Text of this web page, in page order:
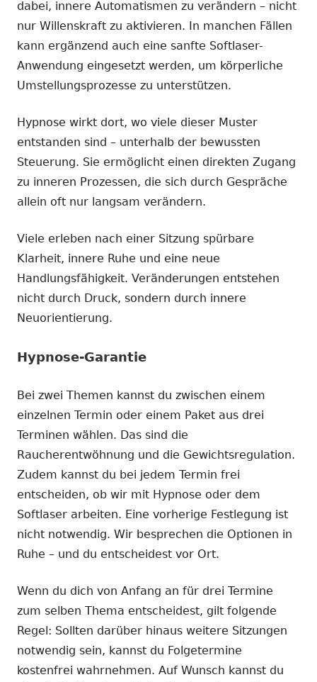
dabei, innere Automatismen zu verändern – nicht
nur Willenskraft zu aktivieren. In manchen Fällen
kann ergänzend auch eine sanfte Softlaser-
Anwendung eingesetzt werden, um körperliche
Umstellungsprozesse zu unterstützen.
Hypnose wirkt dort, wo viele dieser Muster
entstanden sind – unterhalb der bewussten
Steuerung. Sie ermöglicht einen direkten Zugang
zu inneren Prozessen, die sich durch Gespräche
allein oft nur langsam verändern.
Viele erleben nach einer Sitzung spürbare
Klarheit, innere Ruhe und eine neue
Handlungsfähigkeit. Veränderungen entstehen
nicht durch Druck, sondern durch innere
Neuorientierung.
Hypnose-Garantie
Bei zwei Themen kannst du zwischen einem
einzelnen Termin oder einem Paket aus drei
Terminen wählen. Das sind die
Raucherentwöhnung und die Gewichtsregulation.
Zudem kannst du bei jedem Termin frei
entscheiden, ob wir mit Hypnose oder dem
Softlaser arbeiten. Eine vorherige Festlegung ist
nicht notwendig. Wir besprechen die Optionen in
Ruhe – und du entscheidest vor Ort.
Wenn du dich von Anfang an für drei Termine
zum selben Thema entscheidest, gilt folgende
Regel: Sollten darüber hinaus weitere Sitzungen
notwendig sein, kannst du Folgetermine
kostenfrei wahrnehmen. Auf Wunsch kannst du